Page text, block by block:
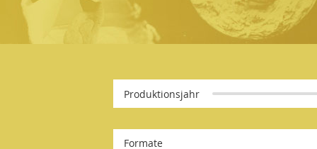
Produktionsjahr
Formate